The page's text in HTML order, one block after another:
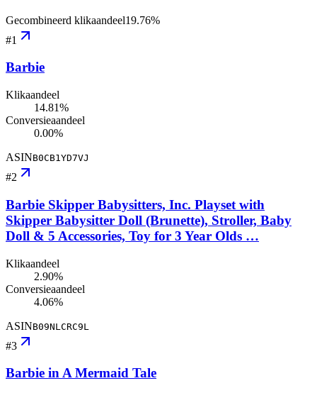
Gecombineerd klikaandeel19.76%
#1
Barbie
Klikaandeel
14.81%
Conversieaandeel
0.00%
ASINB0CB1YD7VJ
#2
Barbie Skipper Babysitters, Inc. Playset with
Skipper Babysitter Doll (Brunette), Stroller, Baby
Doll & 5 Accessories, Toy for 3 Year Olds …
Klikaandeel
2.90%
Conversieaandeel
4.06%
ASINB09NLCRC9L
#3
Barbie in A Mermaid Tale